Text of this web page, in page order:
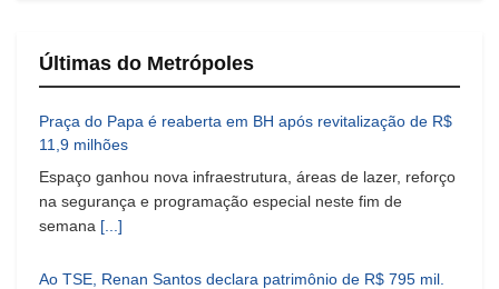
Últimas do Metrópoles
Praça do Papa é reaberta em BH após revitalização de R$
11,9 milhões
Espaço ganhou nova infraestrutura, áreas de lazer, reforço
na segurança e programação especial neste fim de
semana [...]
Ao TSE, Renan Santos declara patrimônio de R$ 795 mil.